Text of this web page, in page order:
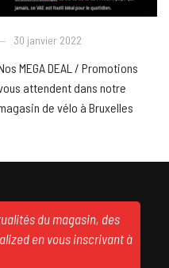
30 janvier 2022
MEGA DEAL / Promotions
attendent dans notre
de vélo à Bruxelles
du magasin, des
en vous inscrivant à